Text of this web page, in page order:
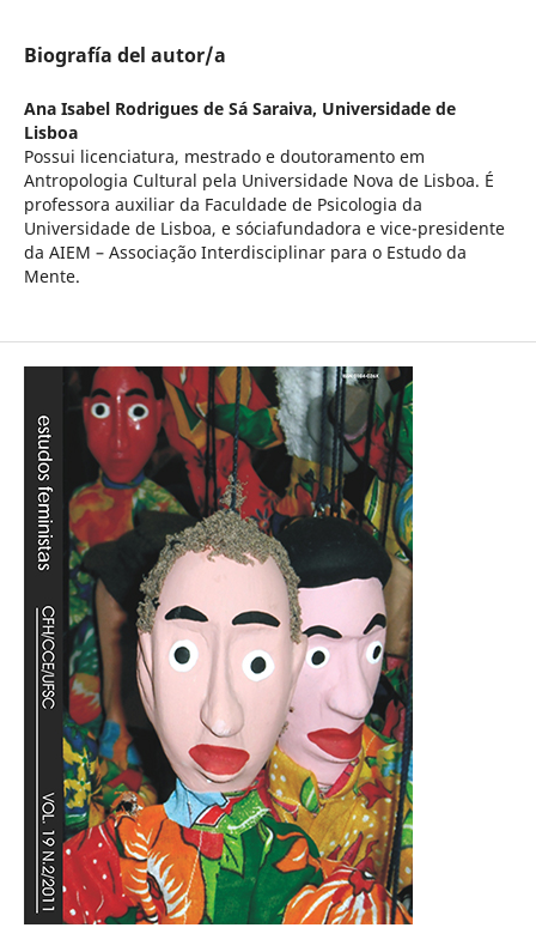
Biografía del autor/a
Ana Isabel Rodrigues de Sá Saraiva, Universidade de
Lisboa
Possui licenciatura, mestrado e doutoramento em
Antropologia Cultural pela Universidade Nova de Lisboa. É
professora auxiliar da Faculdade de Psicologia da
Universidade de Lisboa, e sóciafundadora e vice-presidente
da AIEM – Associação Interdisciplinar para o Estudo da
Mente.